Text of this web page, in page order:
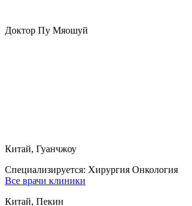
Доктор Пу Мяошуй
Китай, Гуанчжоу
Специализируется: Хирургия Онкология
Все врачи клиники
Китай, Пекин